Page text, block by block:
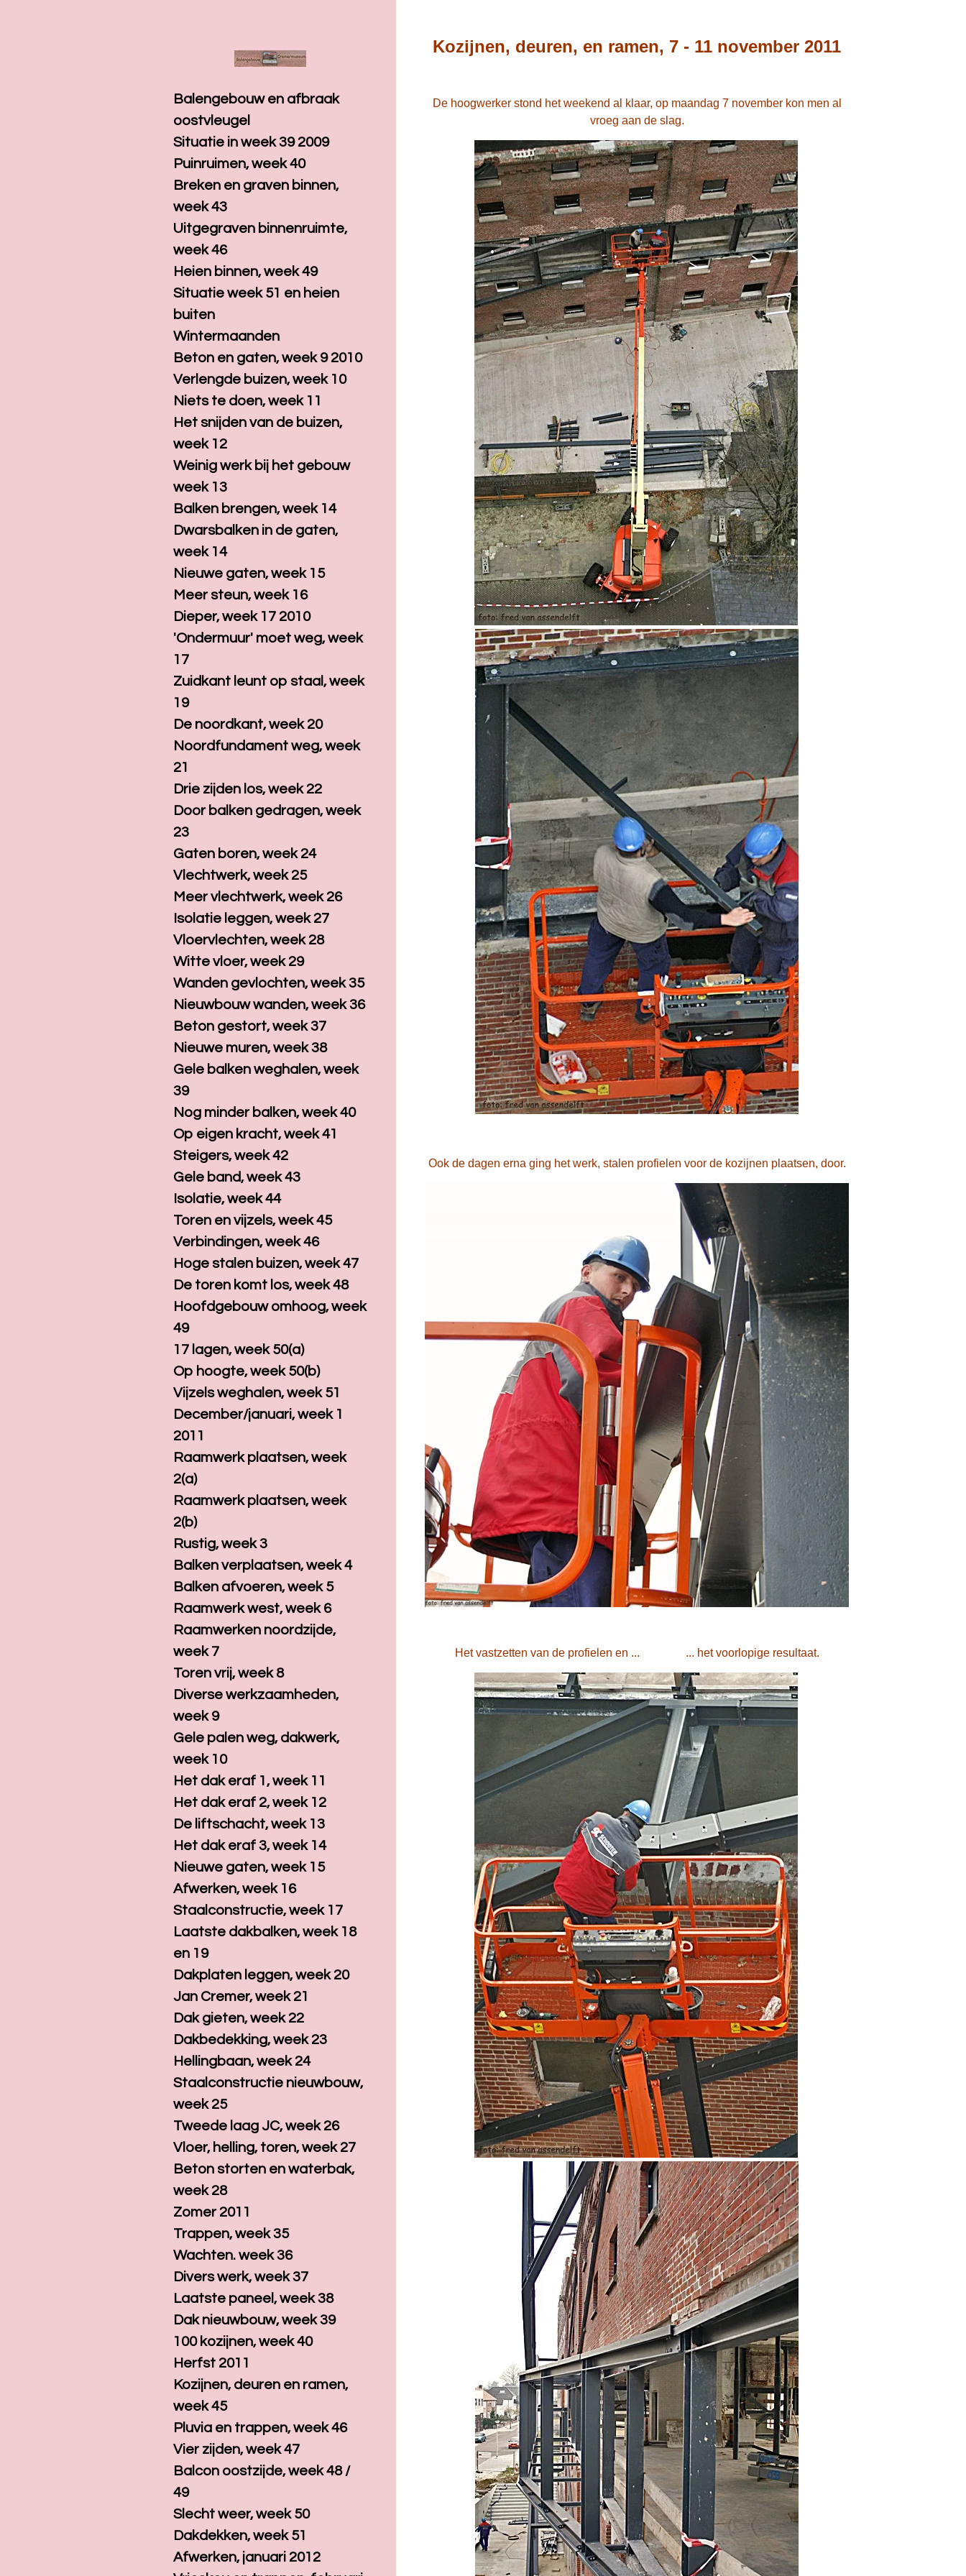
Kozijnen, deuren, en ramen, 7 - 11 november 2011
De hoogwerker stond het weekend al klaar, op maandag 7 november kon men al
vroeg aan de slag.
Ook de dagen erna ging het werk, stalen profielen voor de kozijnen plaatsen, door.
Het vastzetten van de profielen en ... ... het voorlopige resultaat.
Balengebouw en afbraak
oostvleugel
Situatie in week 39 2009
Puinruimen, week 40
Breken en graven binnen,
week 43
Uitgegraven binnenruimte,
week 46
Heien binnen, week 49
Situatie week 51 en heien
buiten
Wintermaanden
Beton en gaten, week 9 2010
Verlengde buizen, week 10
Niets te doen, week 11
Het snijden van de buizen,
week 12
Weinig werk bij het gebouw
week 13
Balken brengen, week 14
Dwarsbalken in de gaten,
week 14
Nieuwe gaten, week 15
Meer steun, week 16
Dieper, week 17 2010
'Ondermuur' moet weg, week
17
Zuidkant leunt op staal, week
19
De noordkant, week 20
Noordfundament weg, week
21
Drie zijden los, week 22
Door balken gedragen, week
23
Gaten boren, week 24
Vlechtwerk, week 25
Meer vlechtwerk, week 26
Isolatie leggen, week 27
Vloervlechten, week 28
Witte vloer, week 29
Wanden gevlochten, week 35
Nieuwbouw wanden, week 36
Beton gestort, week 37
Nieuwe muren, week 38
Gele balken weghalen, week
39
Nog minder balken, week 40
Op eigen kracht, week 41
Steigers, week 42
Gele band, week 43
Isolatie, week 44
Toren en vijzels, week 45
Verbindingen, week 46
Hoge stalen buizen, week 47
De toren komt los, week 48
Hoofdgebouw omhoog, week
49
17 lagen, week 50(a)
Op hoogte, week 50(b)
Vijzels weghalen, week 51
December/januari, week 1
2011
Raamwerk plaatsen, week
2(a)
Raamwerk plaatsen, week
2(b)
Rustig, week 3
Balken verplaatsen, week 4
Balken afvoeren, week 5
Raamwerk west, week 6
Raamwerken noordzijde,
week 7
Toren vrij, week 8
Diverse werkzaamheden,
week 9
Gele palen weg, dakwerk,
week 10
Het dak eraf 1, week 11
Het dak eraf 2, week 12
De liftschacht, week 13
Het dak eraf 3, week 14
Nieuwe gaten, week 15
Afwerken, week 16
Staalconstructie, week 17
Laatste dakbalken, week 18
en 19
Dakplaten leggen, week 20
Jan Cremer, week 21
Dak gieten, week 22
Dakbedekking, week 23
Hellingbaan, week 24
Staalconstructie nieuwbouw,
week 25
Tweede laag JC, week 26
Vloer, helling, toren, week 27
Beton storten en waterbak,
week 28
Zomer 2011
Trappen, week 35
Wachten. week 36
Divers werk, week 37
Laatste paneel, week 38
Dak nieuwbouw, week 39
100 kozijnen, week 40
Herfst 2011
Kozijnen, deuren en ramen,
week 45
Pluvia en trappen, week 46
Vier zijden, week 47
Balcon oostzijde, week 48 /
49
Slecht weer, week 50
Dakdekken, week 51
Afwerken, januari 2012